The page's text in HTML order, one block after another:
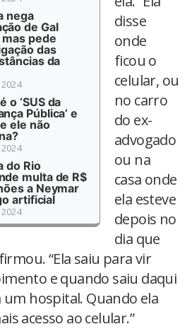
nega
de Gal
pede
das
da
o ‘SUS da
Pública’ e
ele não
do Rio
multa de R$
a Neymar
artificial
disse
onde
ficou o
celular, ou
no carro
do ex-
advogado
ou na
casa onde
ela esteve
depois no
dia que
“Ela saiu para vir
e quando saiu daqui
um hospital. Quando ela
acesso ao celular.”